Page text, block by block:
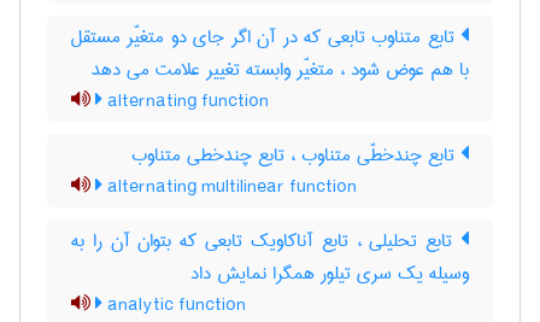
تابع متناوب تابعی که در آن اگر جای دو متغیّر مستقل
با هم عوض شود ، متغیّر وابسته تغییر علامت می دهد
alternating function
تابع چندخطّی متناوب ، تابع چندخطی متناوب
alternating multilinear function
تابع تحلیلی ، تابع آناکاویک تابعی که بتوان آن را به
وسیله یک سری تیلور همگرا نمایش داد
analytic function